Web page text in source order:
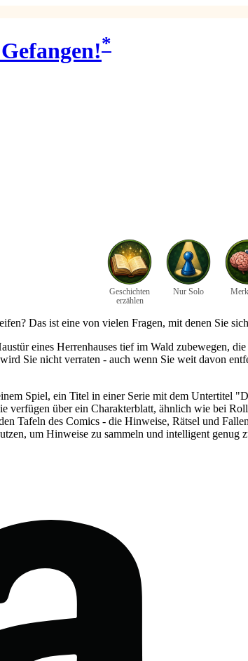
*
Geschichten
erzählen
Nur Solo
Das ist eine von vielen Fragen, mit denen Sie
eines Herrenhauses tief im Wald zubewegen,
Sie nicht verraten - auch wenn Sie weit davon
Spiel, ein Titel in einer Serie mit dem Untertitel
verfügen über ein Charakterblatt, ähnlich wie bei
Tafeln des Comics - die Hinweise, Rätsel und
um Hinweise zu sammeln und intelligent